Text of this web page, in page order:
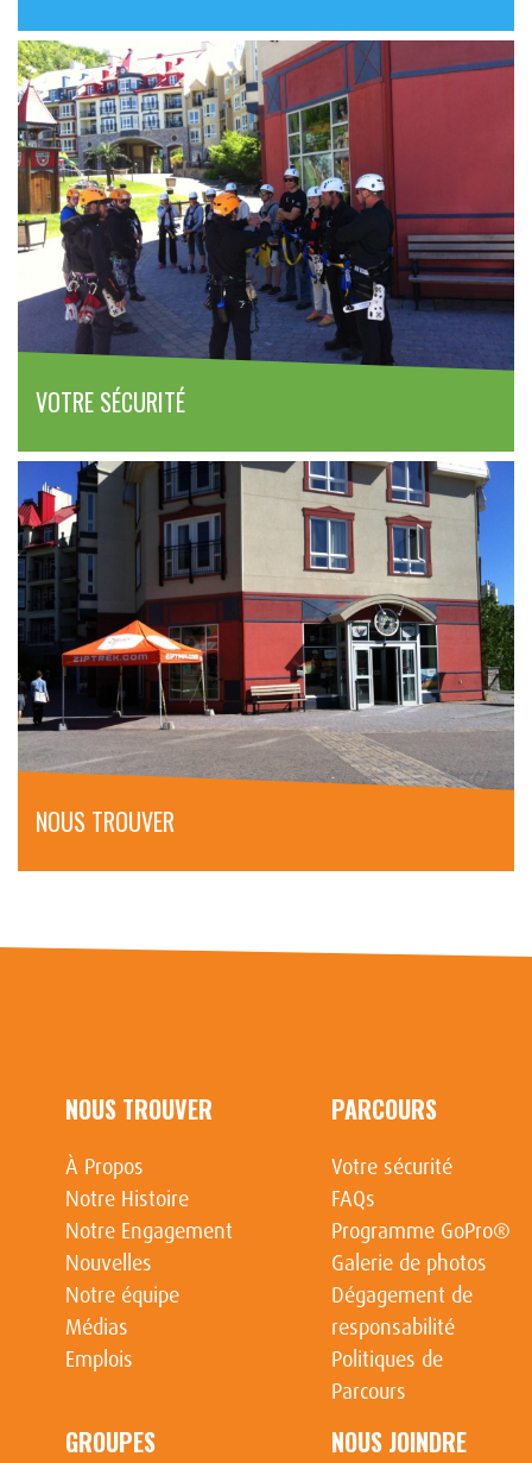
VOTRE SÉCURITÉ
NOUS TROUVER
NOUS TROUVER
À Propos
Notre Histoire
Notre Engagement
Nouvelles
Notre équipe
Médias
Emplois
PARCOURS
Votre sécurité
FAQs
Programme GoPro®
Galerie de photos
Dégagement de
responsabilité
Politiques de
Parcours
GROUPES NOUS JOINDRE